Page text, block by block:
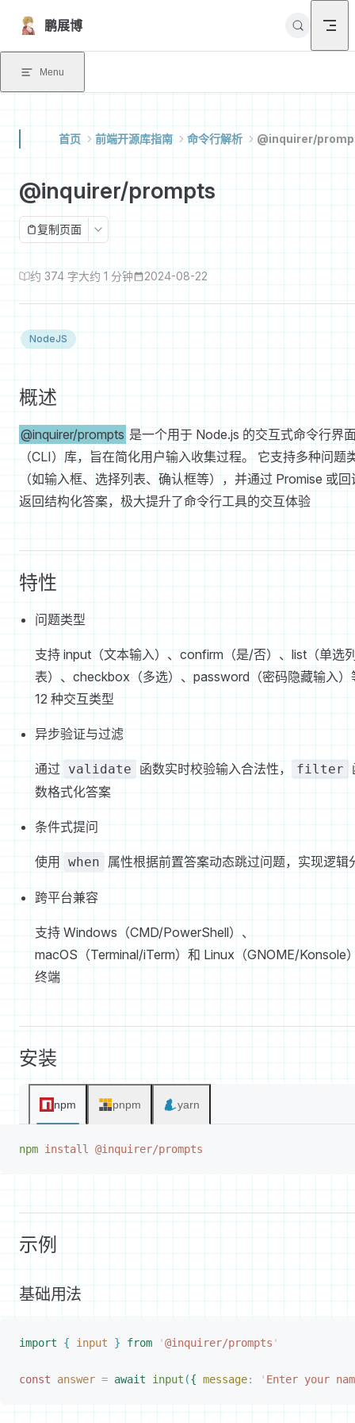
Skip to content
鹏展博
Menu
首页 前端开源库指南 命令行解析 @inquirer/
@inquirer/prompts
复制页面
约 374 字大约 1 分钟 2024-08-22
NodeJS
概述
@inquirer/prompts 是一个用于 Node.js 的交互式命令行界
（CLI）库，旨在简化用户输入收集过程。 它支持多种问题
（如输入框、选择列表、确认框等），并通过 Promise 或回
返回结构化答案，极大提升了命令行工具的交互体验
特性
问题类型
支持 input（文本输入）、confirm（是/否）、list（单选
表）、checkbox（多选）、password（密码隐藏输入）
12 种交互类型
异步验证与过滤
通过 validate 函数实时校验输入合法性， filter
数格式化答案
条件式提问
使用 when 属性根据前置答案动态跳过问题，实现逻辑
跨平台兼容
支持 Windows（CMD/PowerShell）、
macOS（Terminal/iTerm）和 Linux（GNOME/Konsole
终端
安装
npm pnpm yarn
npm install @inquirer/prompts
示例
基础用法
import { input } from '@inquirer/prompts '
const answer = await input ({ message: ' Enter your